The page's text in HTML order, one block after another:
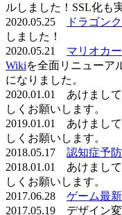
ルしました！SSL化も
2020.05.25
ドラゴン
しました！
2020.05.21 マリオカ
Wikiを全面リニューア
になりました。
2020.01.01 あけまし
しくお願いします。
2019.01.01 あけまし
しくお願いします。
2018.05.17 認知症予
2018.01.01 あけまし
しくお願いします。
2017.06.28 ゲーム最
2017.05.19 デザイン変